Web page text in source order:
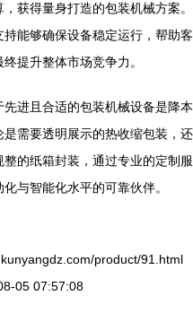
获得量身打造的包装机械方案。
能够确保设备稳定运行，帮助客
提升整体市场竞争力。
进且合适的包装机械设备是降本
需要透明展示的热收缩包装，还
的纸箱封装，通过专业的定制服
与智能化水平的可靠伙伴。
product/91.html
05 07:57:08